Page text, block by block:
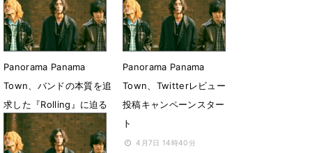
6月25日 12時15分 5月10日 18時00分
Panorama Panama
Town、バンドの本質を追
求した『Rolling』に迫る
4月12日 18時00分
Panorama Panama
Town、Twitterレビュー
投稿キャンペーンスター
ト
4月7日 14時40分